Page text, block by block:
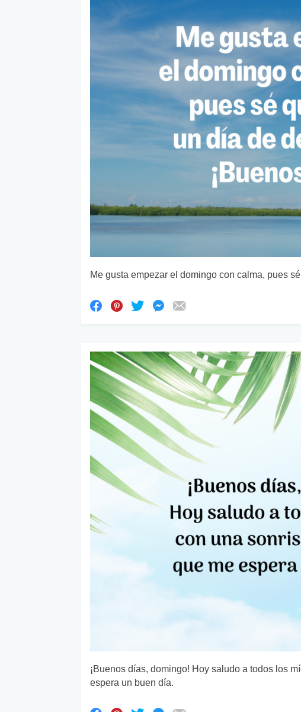
Me gusta empezar el domingo con calma, pues
¡Buenos días, domingo! Hoy saludo a todos los
espera un buen día.